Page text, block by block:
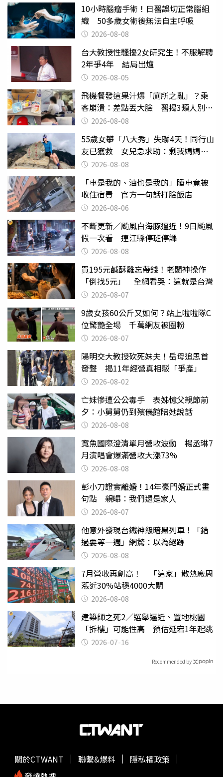
10小時腦瘤手術！日醫誤切正常腦組
織 50多歲女術後無法自主呼吸
2026-08-08
台大教授性騷擾2女研究生！不服解聘
2年爭4年 結局出爐
2026-08-05
飛機餐發這果汁爆「廁所之亂」？乘
客崩潰：差點丟大臉 醫揭3類人別亂
喝 2026-08-08
55歲女攀「八大秀」失聯4天！同行山
友已獲救 女兒急求助：剩我媽媽還
沒找到
2026-08-08
「車是我的、油也是我的」睡車竟被
收住宿費 官方一句話打臉飯店
2026-08-06
不斷更新／颱風白海豚逼近！9日颱風
假一次看 連江縣停班停課
2026-08-08
買195元鹹酥雞忘帶錢！老闆神操作
「倒找5元」 全網看哭：這就是台灣
2026-08-07
9歲女孩60公斤又如何？站上啦啦隊C
位驚艷全場 千萬網友被圈粉
2026-08-07
陽明交大教授砍死妹夫！岳母追思首
發聲 揭11年經營真相駁「爭產」
2026-08-02
亡妹慘遭公公毒手 表姊憶父親節前
夕：小舅舅仍到殯儀館陪她說話
2026-08-08
寬魚國際澄清單月營收波動 楊丞琳7
月演唱會爆滿營收大漲73%
2026-08-08
彭小刀證實離婚！14年豪門婚正式畫
句點 親曝：我們還是家人
2026-08-07
他意外發現台鐵神級暗黑列車！「錯
過要等一週」網驚：以為絕跡
2026-08-08
7月營收再創高！ 「這家」散熱廠周
漲近30%站穩4000大關
2026-08-08
建築師之死2／選舉逼近、置地桃園
「拆樓」可能性高 預估延宕1年起跳
2026-07-16
Recommended by
關於CTWANT 聯繫&爆料
隱私權政策